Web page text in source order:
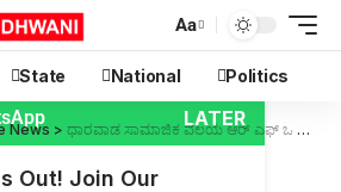
Aa
State National Politics
News > ಧಾರವಾಡ ಸಾಮಾಜಿಕ ವಲಯ ಆರ್ ಎಫ್ ಒ ಅಮಾನತು !
LATER
Out! Join Our